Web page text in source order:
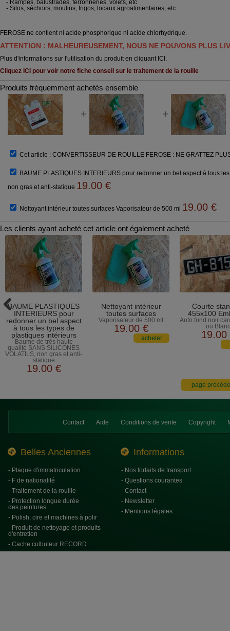
- Rampes, balustrades, ferronneries, volets, etc.
- Silos, séchoirs, moulins, frigos, locaux agroalimentaires, etc.
FEROSE ne contient ni acide phosphorique ni acide chlorhydrique.
ATTENTION : MALHEUREUSEMENT, NOUS NE POUVONS PLUS
Plus d'informations sur l'utilisation du produit en cliquant ICI .
Cliquez ICI pour voir notre fiche conseil sur le traitement de la rouille
Produits fréquemment achetés ensemble
+ +
Cet article : CONVERTISSEUR DE ROUILLE FEROSE : NE GRATTEZ
BAUME PLASTIQUES INTERIEURS pour redonner un bel aspect à tous
non gras et anti-statique 19.00 €
Nettoyant intérieur toutes surfaces Vaporisateur de 500 ml 19.00 €
Les clients ayant acheté cet article ont également acheté
BAUME PLASTIQUES
INTERIEURS pour
redonner un bel aspect
à tous les types de
plastiques intérieurs
Baume de très haute
qualité SANS SILICONES
VOLATILS, non gras et anti-
statique
19.00 €
Nettoyant intérieur
toutes surfaces
Vaporisateur de 500 ml
19.00 €
Courte
455x100
Auto fond noir
ou Blanc
19.00
Contact Aide Conditions de vente Copyright
Belles Anciennes Informations
- Plaque d'immatriculation
- F de nationalité
- Traitement de la rouille
- Protection longue durée
des peintures
- Polish, cire et machines à polir
- Produit de nettoyage et produits
d'entretien
- Cache culbuteur RECORD
- Nos forfaits de transport
- Questions courantes
- Contact
- Newsletter
- Mentions légales